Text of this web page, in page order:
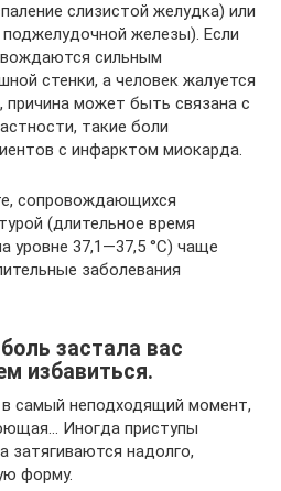
слизистой желудка) или
железы). Если
сильным
стенки, а человек жалуется
причина может быть связана с
такие боли
с инфарктом миокарда.
сопровождающихся
(длительное время
уровне 37,1—37,5 °C) чаще
заболевания
застала вас
избавиться.
самый неподходящий момент,
Иногда приступы
затягиваются надолго,
форму.